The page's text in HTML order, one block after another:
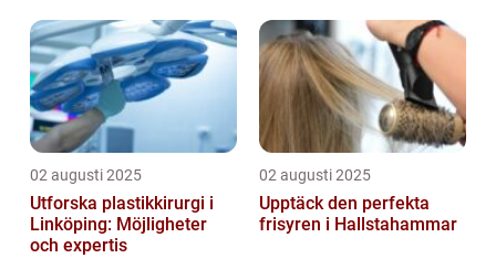
02 augusti 2025
Utforska plastikkirurgi i
Linköping: Möjligheter
och expertis
02 augusti 2025
Upptäck den perfekta
frisyren i Hallstahammar